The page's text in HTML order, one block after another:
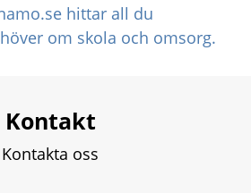
hittar all du
om skola och omsorg.
Kontakt
Kontakta oss